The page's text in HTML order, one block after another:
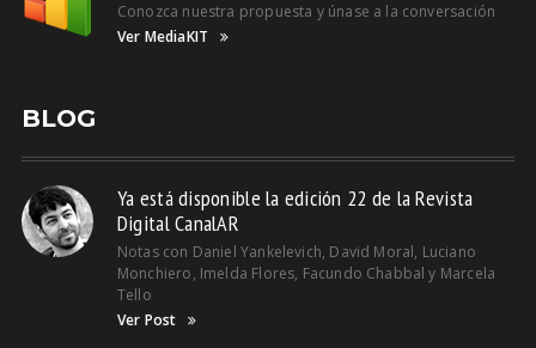
Conozca nuestra propuesta y únase a la conversación
Ver MediaKIT
BLOG
Ya está disponible la edición 22 de la Revista
Digital CanalAR
Notas con Daniel Yankelevich, David Moral, Luciano
Monchiero, Imelda Flores, Facundo Chabbal y Marcela
Tello
Ver Post